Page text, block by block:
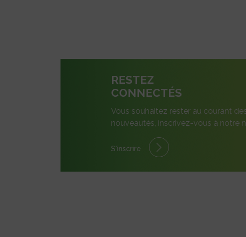
RESTEZ
CONNECTÉS
Vous souhaitez rester au courant
nouveautés, inscrivez-vous à notre
S'inscrire